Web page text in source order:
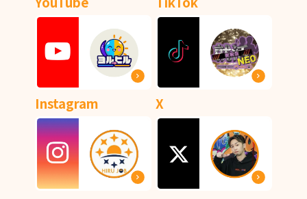
Instagram X